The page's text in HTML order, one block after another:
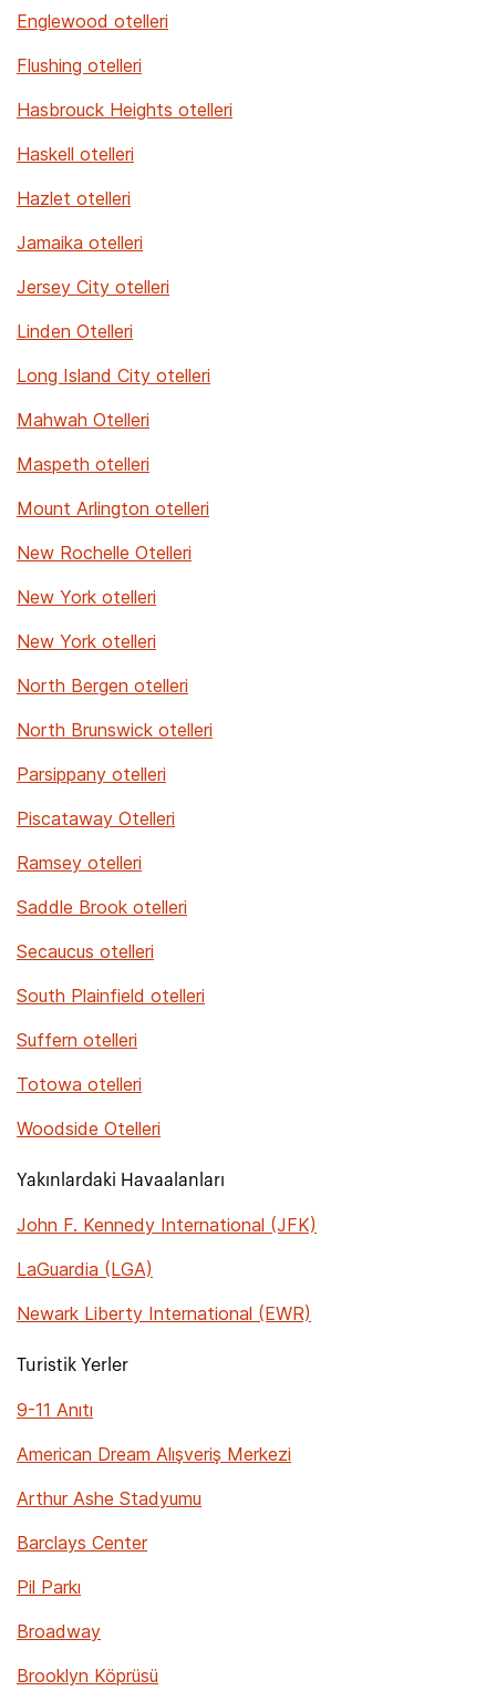
Englewood otelleri
Flushing otelleri
Hasbrouck Heights otelleri
Haskell otelleri
Hazlet otelleri
Jamaika otelleri
Jersey City otelleri
Linden Otelleri
Long Island City otelleri
Mahwah Otelleri
Maspeth otelleri
Mount Arlington otelleri
New Rochelle Otelleri
New York otelleri
New York otelleri
North Bergen otelleri
North Brunswick otelleri
Parsippany otelleri
Piscataway Otelleri
Ramsey otelleri
Saddle Brook otelleri
Secaucus otelleri
South Plainfield otelleri
Suffern otelleri
Totowa otelleri
Woodside Otelleri
Yakınlardaki Havaalanları
John F. Kennedy International (JFK)
LaGuardia (LGA)
Newark Liberty International (EWR)
Turistik Yerler
9-11 Anıtı
American Dream Alışveriş Merkezi
Arthur Ashe Stadyumu
Barclays Center
Pil Parkı
Broadway
Brooklyn Köprüsü